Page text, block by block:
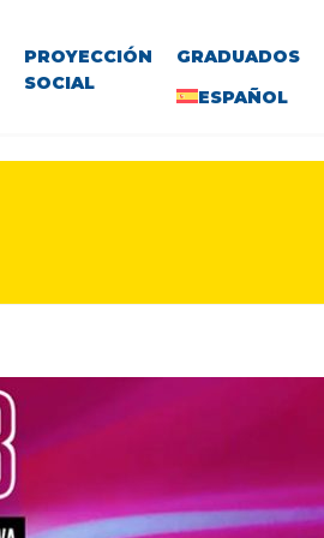
PROYECCIÓN
SOCIAL
GRADUADOS
ESPAÑOL